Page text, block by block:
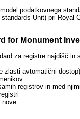
podatkovnega
Unit) pri Royal
for Monument
za registre najdišč
zlasti avtomatični dostop)
registrov in med njimi
nove